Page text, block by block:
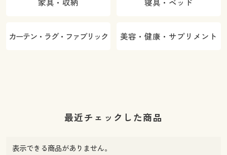
家具・収納 寝具・ベッド
カーテン・ラグ・ファブリック 美容・健康・サプリメント
最近チェックした商品
表示できる商品がありません。